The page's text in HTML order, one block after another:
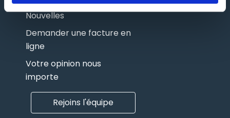
Nouvelles
Demander une facture en
ligne
Votre opinion nous
importe
Rejoins l'équipe